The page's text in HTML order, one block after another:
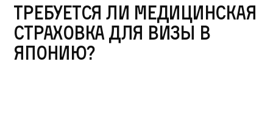
Требуется ли медицинская
страховка для визы в
Японию?